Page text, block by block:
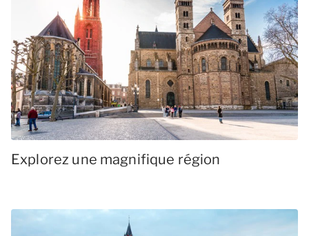
Explorez une magnifique région